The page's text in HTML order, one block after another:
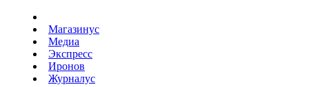
Магазинус
Медиа
Экспресс
Иронов
Журналус